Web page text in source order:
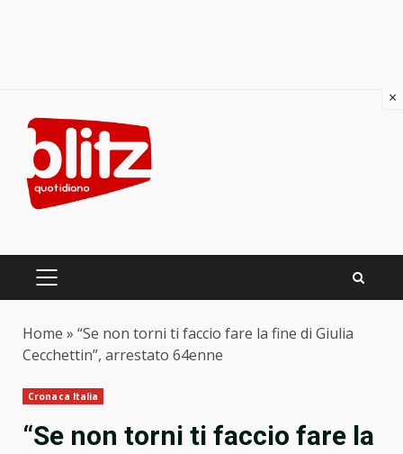
content
PRIMARY
Home » “Se non torni ti faccio fare la fine di Giulia
Cecchettin”, arrestato 64enne
Cronaca Italia
“Se non torni ti faccio fare la
×